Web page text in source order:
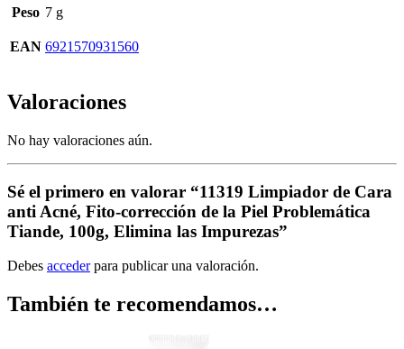
Peso 7 g
EAN 6921570931560
Valoraciones
No hay valoraciones aún.
Sé el primero en valorar “11319 Limpiador de Cara
anti Acné, Fito-corrección de la Piel Problemática
Tiande, 100g, Elimina las Impurezas”
Debes accederpara publicar una valoración.
También te recomendamos…